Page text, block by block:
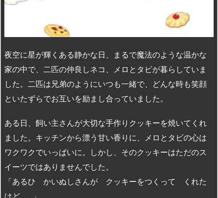
夜空に星が輝くある静かな日、まるで魔法のような温かな
家の中で、二匹の仲良しネコ、メロとタビが暮らしていま
した。二匹は兄弟のようにいつも一緒で、どんな時も笑顔
といたずらでお互いを励まし合っていました。
ある日、飼い主さんが大切な手作りクッキーを焼いてくれ
ました。キッチンから漂う甘い香りに、メロとタビの心は
ワクワクでいっぱいに。しかし、そのクッキーはただのス
イーツではありませんでした。
「あるひ かいぬしさんが クッキーをつくって くれた